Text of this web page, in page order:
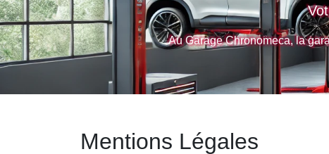
Au Garage Chronomeca, la
Mentions Légales